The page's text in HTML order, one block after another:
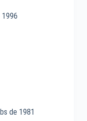
1996
de 1981